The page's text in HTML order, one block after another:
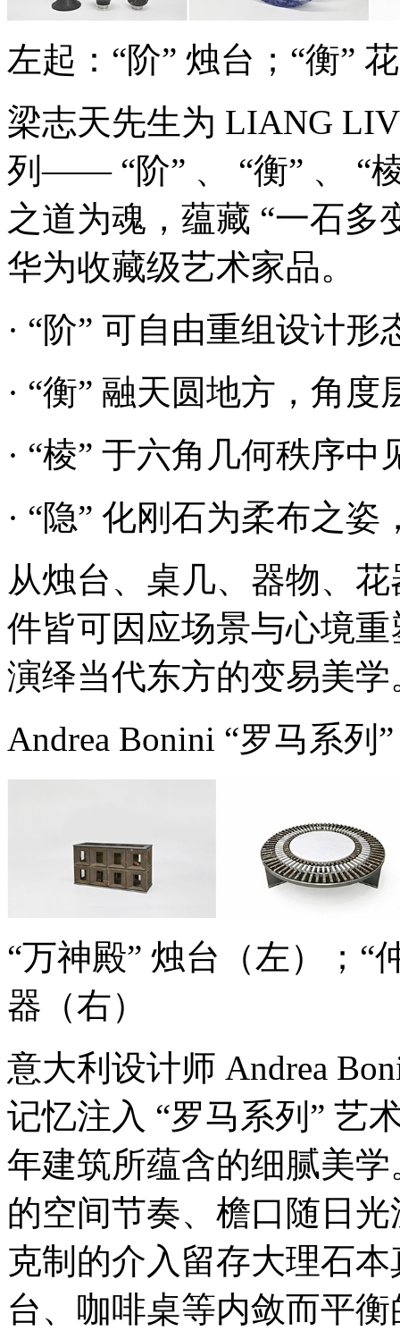
左起：“阶” 烛台；“衡”
梁志天先生为 LIANG
列—— “阶” 、 “衡” 、 “
之道为魂，蕴藏 “一石多
华为收藏级艺术家品。
· “阶” 可自由重组设计形
· “衡” 融天圆地方，角
· “棱” 于六角几何秩序中
· “隐” 化刚石为柔布之
从烛台、桌几、器物、
件皆可因应场景与心境
演绎当代东方的变易美学
Andrea Bonini “罗马系
“万神殿” 烛台（左）；“
器（右）
意大利设计师 Andrea
记忆注入 “罗马系列” 艺
年建筑所蕴含的细腻美
的空间节奏、檐口随日
克制的介入留存大理石
台、咖啡桌等内敛而平